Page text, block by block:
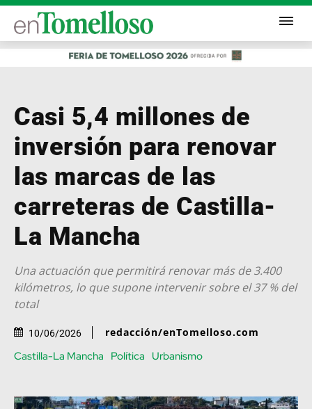
Casi 5,4 millones de
inversión para renovar
las marcas de las
carreteras de Castilla-
La Mancha
Una actuación que permitirá renovar más de 3.400
kilómetros, lo que supone intervenir sobre el 37 % del
total
10/06/2026 redacción/enTomelloso.com
Castilla-La Mancha Política Urbanismo